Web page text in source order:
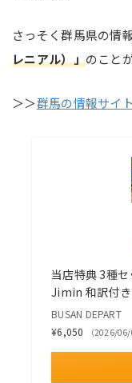
さっそく群馬県の情
レニアル）」のこと
＞＞群馬の情報サ
当店特典 3種
Jimin 和訳付
BUSAN DEPART
¥6,050
（2026/